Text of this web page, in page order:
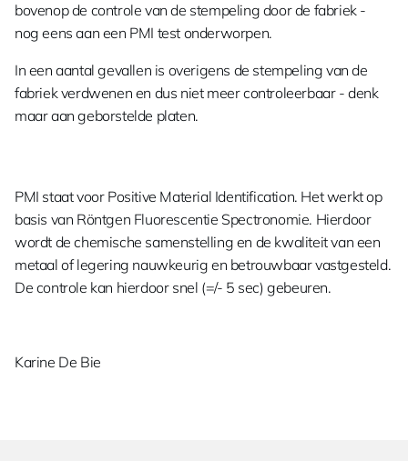
bovenop de controle van de stempeling door de fabriek -
nog eens aan een PMI test onderworpen.
In een aantal gevallen is overigens de stempeling van de
fabriek verdwenen en dus niet meer controleerbaar - denk
maar aan geborstelde platen.
PMI staat voor Positive Material Identification. Het werkt op
basis van Röntgen Fluorescentie Spectronomie. Hierdoor
wordt de chemische samenstelling en de kwaliteit van een
metaal of legering nauwkeurig en betrouwbaar vastgesteld.
De controle kan hierdoor snel (=/- 5 sec) gebeuren.
Karine De Bie